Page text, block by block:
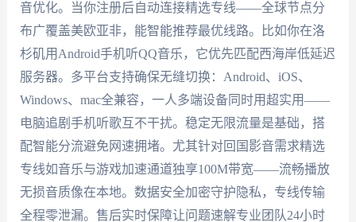
音优化。当你注册后自动连接精选专线——全球节点分
布广覆盖美欧亚非，能智能推荐最优线路。比如你在洛
杉矶用Android手机听QQ音乐，它优先匹配西海岸低延迟
服务器。多平台支持确保无缝切换：Android、iOS、
Windows、mac全兼容，一人多端设备同时用超实用——
电脑追剧手机听歌互不干扰。稳定无限流量是基础，搭
配智能分流避免网速拥堵。尤其针对回国影音需求精选
专线如音乐与游戏加速通道独享100M带宽——流畅播放
无损音质像在本地。数据安全加密守护隐私，专线传输
全程零泄漏。售后实时保障让问题速解专业团队24小时